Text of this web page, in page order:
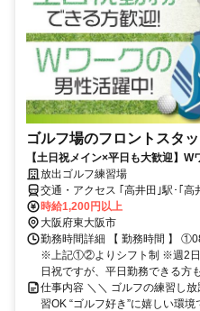
ゴルフ場のフロントスタ
【土日祝メイン×平日も大歓迎】W
放出ゴルフ練習場
交通・アクセス ｢高井田｣駅･｢
時給1,200円以上
大阪府東大阪市
勤務時間詳細 【 勤務時間 】
※上記①②よりシフト制 ※週2日
日祝ですが、平日勤務できる方
仕事内容 ＼＼ ゴルフの練習し
習OK “ゴルフ好き”に嬉しい環